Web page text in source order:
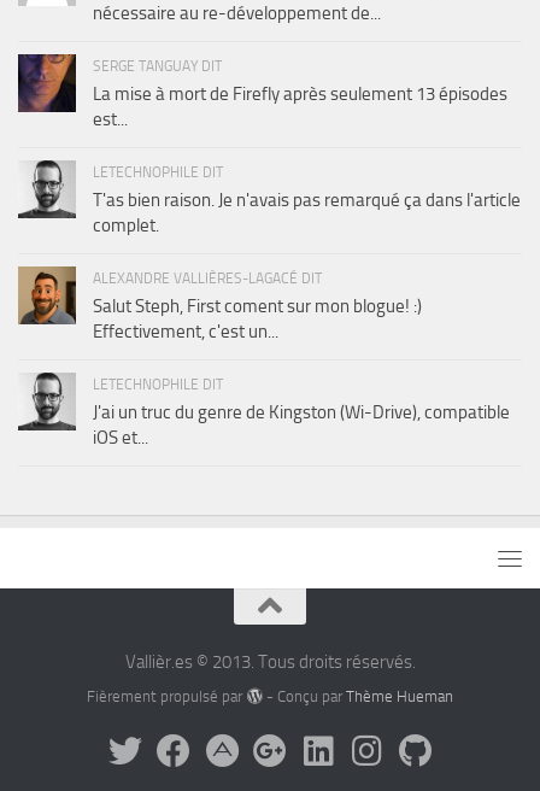
nécessaire au re-développement de...
SERGE TANGUAY DIT
La mise à mort de Firefly après seulement 13 épisodes
est...
LETECHNOPHILE DIT
T'as bien raison. Je n'avais pas remarqué ça dans l'article
complet.
ALEXANDRE VALLIÈRES-LAGACÉ DIT
Salut Steph, First coment sur mon blogue! :)
Effectivement, c'est un...
LETECHNOPHILE DIT
J'ai un truc du genre de Kingston (Wi-Drive), compatible
iOS et...
Vallièr.es © 2013. Tous droits réservés.
Fièrement propulsé par - Conçu par Thème Hueman